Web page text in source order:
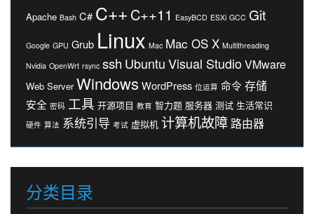
Apache Bash C# C++ C++11 EasyBCD ESXi GCC Git
Google GPU Grub Linux Mac Mac OS X Multithreading
Nvidia OpenWrt rsync ssh UbuntuVisual StudioVMware
Web Server Windows WordPress 位运算 命令 存储
安全 密码 工具 开源项目 教育 智力题 服务器 测试 生活常识
硬件 算法 系统引导 考试 虚拟机 计算机故障 路由器
分类目录